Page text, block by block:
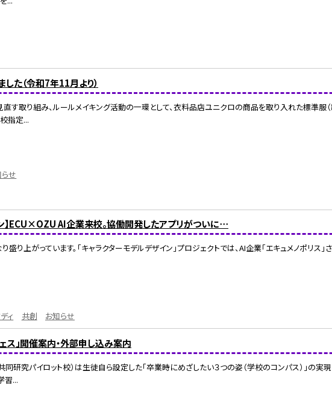
た（令和7年11月より）
す取り組み、ルールメイキング活動の一環として、衣料品店ユニクロの商品を取り入れた標準服（
指定...
せ
】ECU×OZU AI企業来校。協働開発したアプリがついに⋯
り上がっています。「キャラクターモデルデザイン」プロジェクトでは、AI企業「エキュメノポリス」
ィ 共創 お知らせ
ス」開催案内・外部申し込み案内
研究パイロット校）は生徒自ら設定した「卒業時にめざしたい３つの姿（学校のコンパス）」の実
習...